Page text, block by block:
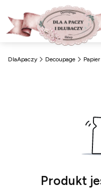
DlaApaczy Decoupage
Produkt